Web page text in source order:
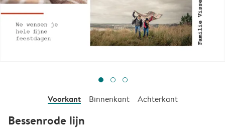
Voorkant Binnenkant Achterkant
Bessenrode lijn